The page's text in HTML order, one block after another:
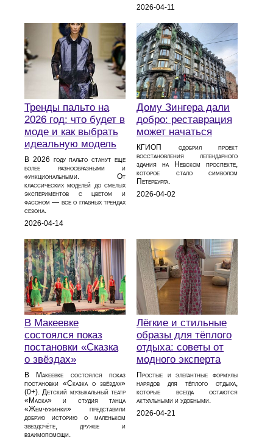
2026-04-11
Тренды пальто на
2026 год: что будет в
моде и как выбрать
идеальную модель
В 2026 году пальто станут еще
более разнообразными и
функциональными. От
классических моделей до смелых
экспериментов с цветом и
фасоном — все о главных трендах
сезона.
2026-04-14
Дому Зингера дали
добро: реставрация
может начаться
КГИОП одобрил проект
восстановления легендарного
здания на Невском проспекте,
которое стало символом
Петербурга.
2026-04-02
В Макеевке
состоялся показ
постановки «Сказка
о звёздах»
В Макеевке состоялся показ
постановки «Сказка о звёздах»
(0+). Детский музыкальный театр
«Маска» и студия танца
«Жемчужинки» представили
добрую историю о маленьком
звездочёте, дружбе и
взаимопомощи.
Лёгкие и стильные
образы для тёплого
отдыха: советы от
модного эксперта
Простые и элегантные формулы
нарядов для тёплого отдыха,
которые всегда остаются
актуальными и удобными.
2026-04-21